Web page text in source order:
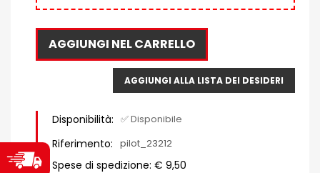
AGGIUNGI NEL CARRELLO
AGGIUNGI ALLA LISTA DEI DESIDERI
Disponibilità: ✅ Disponibile
Riferimento: pilot_23212
Spese di spedizione: € 9,50